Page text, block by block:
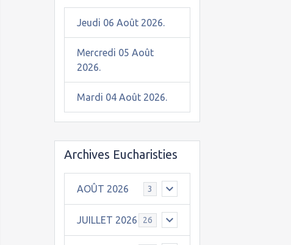
Jeudi 06 Août 2026.
Mercredi 05 Août
2026.
Mardi 04 Août 2026.
Archives Eucharisties
AOÛT 2026 3
JUILLET 2026 26